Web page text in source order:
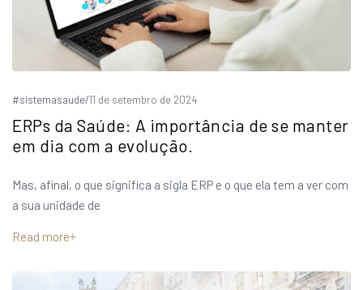
#sistemasaude/11 de setembro de 2024
ERPs da Saúde: A importância de se manter
em dia com a evolução.
Mas, afinal, o que significa a sigla ERP e o que ela tem a ver com
a sua unidade de
Read more